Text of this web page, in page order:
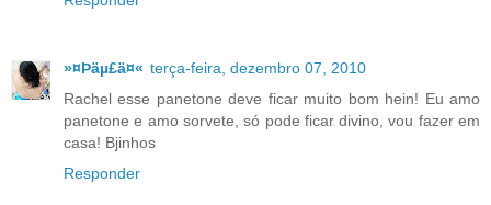
»¤Þäµ£ä¤« terça-feira, dezembro 07, 2010
Rachel esse panetone deve ficar muito bom hein! Eu amo
panetone e amo sorvete, só pode ficar divino, vou fazer em
casa! Bjinhos
Responder